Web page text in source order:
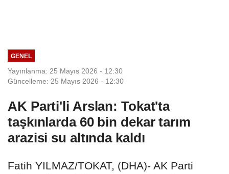
GENEL
Yayınlanma: 25 Mayıs 2026 - 12:30
Güncelleme: 25 Mayıs 2026 - 12:30
AK Parti'li Arslan: Tokat'ta
taşkınlarda 60 bin dekar tarım
arazisi su altında kaldı
Fatih YILMAZ/TOKAT, (DHA)- AK Parti